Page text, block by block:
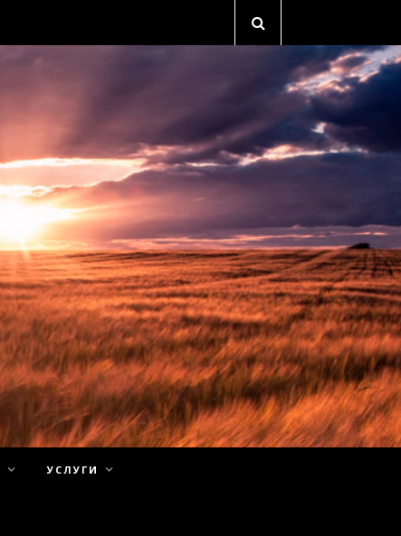
УСЛУГИ